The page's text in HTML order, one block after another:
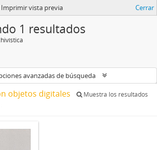
Imprimir vista previa Cerrar
1 resultados
avanzadas de búsqueda
objetos digitales
Muestra los resultados